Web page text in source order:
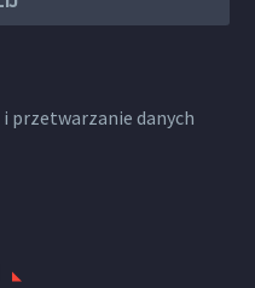
i przetwarzanie danych